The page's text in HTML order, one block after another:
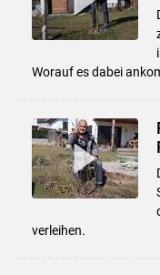
Worauf es dabei
verleihen.